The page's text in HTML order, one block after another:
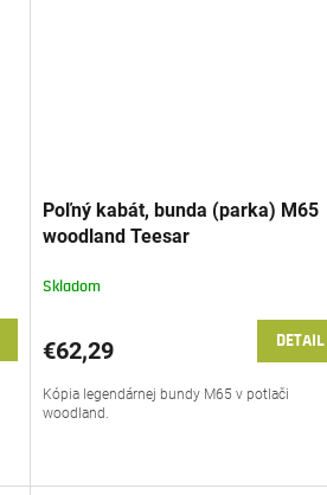
Poľný kabát, bunda (parka) M65
woodland Teesar
Skladom
€62,29 DETAIL
Kópia legendárnej bundy M65 v potlači
woodland.